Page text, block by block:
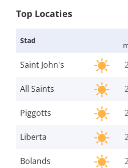
Top Locaties
Stad
Saint John's
All Saints
Piggotts
Liberta
Bolands